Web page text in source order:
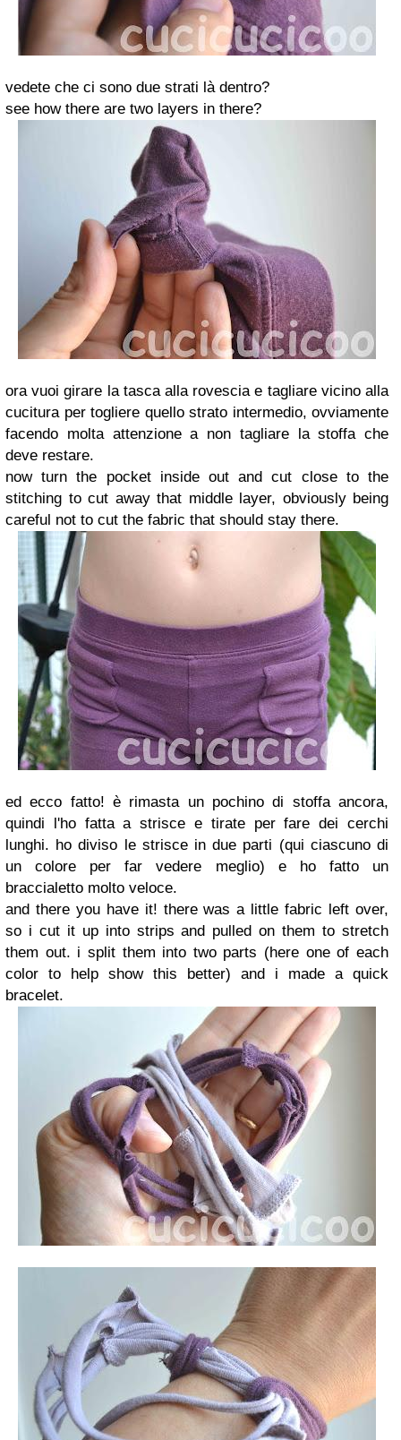
vedete che ci sono due strati là dentro?
see how there are two layers in there?
ora vuoi girare la tasca alla rovescia e tagliare vicino alla
cucitura per togliere quello strato intermedio, ovviamente
facendo molta attenzione a non tagliare la stoffa che
deve restare.
now turn the pocket inside out and cut close to the
stitching to cut away that middle layer, obviously being
careful not to cut the fabric that should stay there.
ed ecco fatto! è rimasta un pochino di stoffa ancora,
quindi l'ho fatta a strisce e tirate per fare dei cerchi
lunghi. ho diviso le strisce in due parti (qui ciascuno di
un colore per far vedere meglio) e ho fatto un
braccialetto molto veloce.
and there you have it! there was a little fabric left over,
so i cut it up into strips and pulled on them to stretch
them out. i split them into two parts (here one of each
color to help show this better) and i made a quick
bracelet.